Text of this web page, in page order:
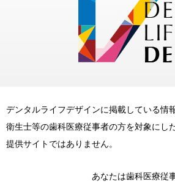
デンタルライフデザインに掲載している情
衛生士等の歯科医療従事者の方を対象にし
提供サイトではありません。
あなたは歯科医療従
メリット
メールマガジン